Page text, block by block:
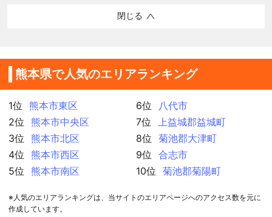
閉じる
熊本県で人気のエリアランキング
1位
熊本市東区
2位
熊本市中央区
3位
熊本市北区
4位
熊本市西区
5位
熊本市南区
6位
八代市
7位
上益城郡益城町
8位
菊池郡大津町
9位
合志市
10位
菊池郡菊陽町
※人気のエリアランキングは、当サイトのエリアページへのアクセス数を元に
作成しています。